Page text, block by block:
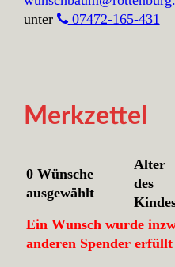
unter
07472-165-431
Merkzettel
0 Wünsche
ausgewählt
Alter
des
Ein Wunsch wurde
anderen Spender erfüllt